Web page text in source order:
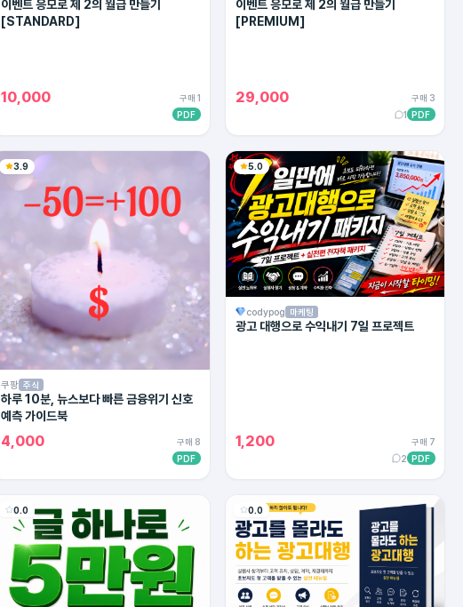
이벤트 응모로 제 2의 월급 만들기
[STANDARD]
10,000
구매 1
PDF
이벤트 응모로 제 2의 월급 만들기
[PREMIUM]
29,000
구매 3
1 PDF
3.9
쿠팡 주식
하루 10분, 뉴스보다 빠른 금융위기 신호
예측 가이드북
4,000
구매 8
PDF
5.0
codypog 마케팅
광고 대행으로 수익내기 7일 프로젝트
1,200
구매 7
2 PDF
0.0 0.0